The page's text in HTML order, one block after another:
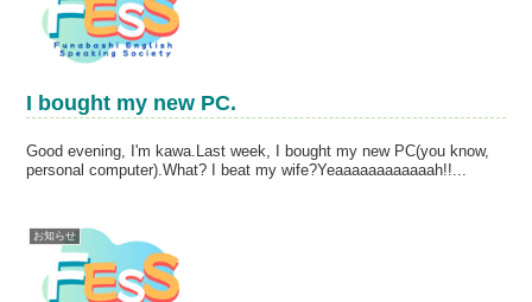
I bought my new PC.
Good evening, I'm kawa.Last week, I bought my new PC(you know,
personal computer).What? I beat my wife?Yeaaaaaaaaaaaah!!...
お知らせ